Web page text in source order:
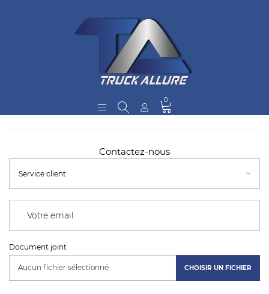
0
Contactez-nous
Document joint
Aucun fichier sélectionné CHOISIR UN FICHIER